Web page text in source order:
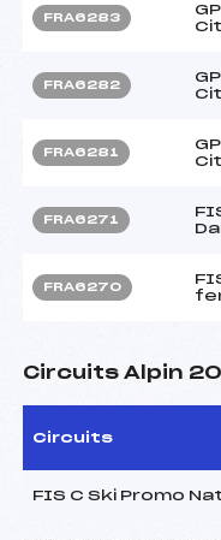
FRA6283
FRA6282
FRA6281
FRA6271
FRA6270
Circuits Alpin
Circuits
FIS C Ski Promo